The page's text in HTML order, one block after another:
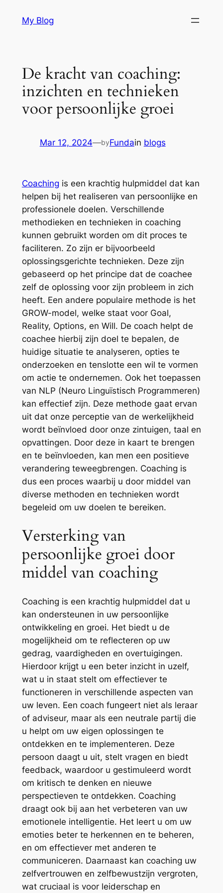
My Blog
De kracht van coaching:
inzichten en technieken
voor persoonlijke groei
Mar 12, 2024—byFundain blogs
Coaching is een krachtig hulpmiddel dat kan
helpen bij het realiseren van persoonlijke en
professionele doelen. Verschillende
methodieken en technieken in coaching
kunnen gebruikt worden om dit proces te
faciliteren. Zo zijn er bijvoorbeeld
oplossingsgerichte technieken. Deze zijn
gebaseerd op het principe dat de coachee
zelf de oplossing voor zijn probleem in zich
heeft. Een andere populaire methode is het
GROW-model, welke staat voor Goal,
Reality, Options, en Will. De coach helpt de
coachee hierbij zijn doel te bepalen, de
huidige situatie te analyseren, opties te
onderzoeken en tenslotte een wil te vormen
om actie te ondernemen. Ook het toepassen
van NLP (Neuro Linguïstisch Programmeren)
kan effectief zijn. Deze methode gaat ervan
uit dat onze perceptie van de werkelijkheid
wordt beïnvloed door onze zintuigen, taal en
opvattingen. Door deze in kaart te brengen
en te beïnvloeden, kan men een positieve
verandering teweegbrengen. Coaching is
dus een proces waarbij u door middel van
diverse methoden en technieken wordt
begeleid om uw doelen te bereiken.
Versterking van
persoonlijke groei door
middel van coaching
Coaching is een krachtig hulpmiddel dat u
kan ondersteunen in uw persoonlijke
ontwikkeling en groei. Het biedt u de
mogelijkheid om te reflecteren op uw
gedrag, vaardigheden en overtuigingen.
Hierdoor krijgt u een beter inzicht in uzelf,
wat u in staat stelt om effectiever te
functioneren in verschillende aspecten van
uw leven. Een coach fungeert niet als leraar
of adviseur, maar als een neutrale partij die
u helpt om uw eigen oplossingen te
ontdekken en te implementeren. Deze
persoon daagt u uit, stelt vragen en biedt
feedback, waardoor u gestimuleerd wordt
om kritisch te denken en nieuwe
perspectieven te ontdekken. Coaching
draagt ook bij aan het verbeteren van uw
emotionele intelligentie. Het leert u om uw
emoties beter te herkennen en te beheren,
en om effectiever met anderen te
communiceren. Daarnaast kan coaching uw
zelfvertrouwen en zelfbewustzijn vergroten,
wat cruciaal is voor leiderschap en